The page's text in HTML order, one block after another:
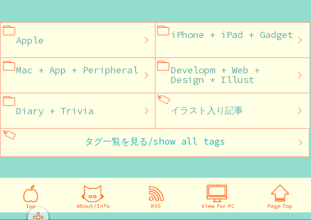
Apple iPhone + iPad + Gadget
Mac + App + Peripheral Developm + Web +
Design + Illust
Diary + Trivia イラスト入り記事
タグ一覧を見る/show all tags